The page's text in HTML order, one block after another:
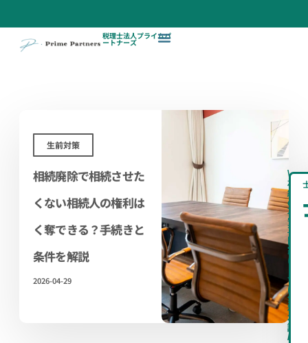
税理士法人プライムパ
ートナーズ
生前対策
相続廃除で相続させた
くない相続人の権利は
く奪できる？手続きと
条件を解説
2026-04-29
\
相
続
の
不
安、
専
家
に
ず
は
無
料
相
談
/